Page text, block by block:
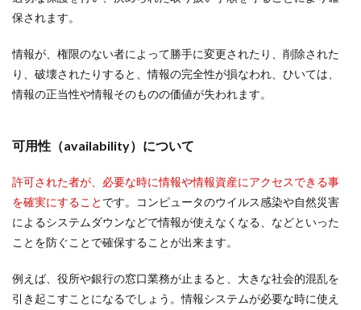
保されます。
情報が、権限のない者によって勝手に変更されたり、削除された
り、破壊されたりすると、情報の完全性が損なわれ、ひいては、
情報の正当性や情報そのものの価値が失われます。
可用性（availability）について
許可された者が、必要な時に情報や情報資産にアクセスできる事
を確実にすること です。コンピュータのウイルス感染や自然災害
によるシステムダウンなどで情報が使えなくなる、などといった
ことを防ぐことで確保することが出来ます。
例えば、役所や銀行の窓口業務が止まると、大きな社会的混乱を
引き起こすことになるでしょう。情報システムが必要な時に使え